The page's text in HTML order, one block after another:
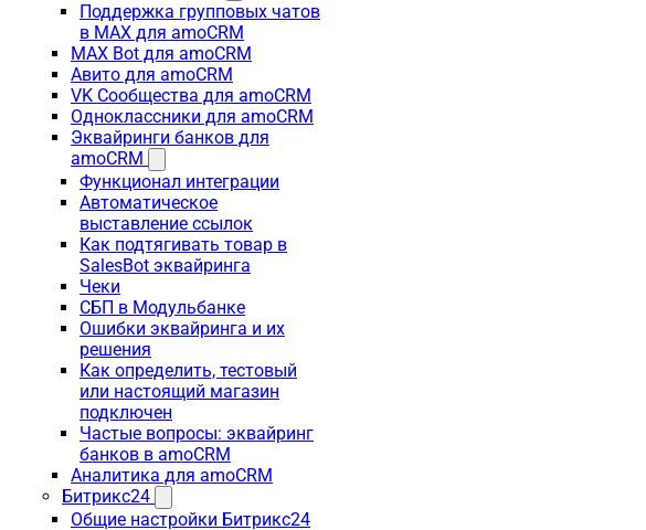
Поддержка групповых чатов
в MAX для amoCRM
MAX Bot для amoCRM
Авито для amoCRM
VK Сообщества для amoCRM
Одноклассники для amoCRM
Эквайринги банков для
amoCRM
Функционал интеграции
Автоматическое
выставление ссылок
Как подтягивать товар в
SalesBot эквайринга
Чеки
СБП в Модульбанке
Ошибки эквайринга и их
решения
Как определить, тестовый
или настоящий магазин
подключен
Частые вопросы: эквайринг
банков в amoCRM
Аналитика для amoCRM
Битрикс24
Общие настройки Битрикс24